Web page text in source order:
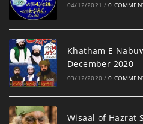
04/12/2021 / 0
Khatham E
December 2020
03/12/2020 / 0
Wisaal of Hazrat